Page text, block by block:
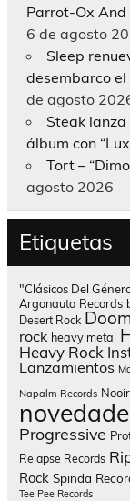
Parrot-Ox And
6 de agosto
Sleep
desembarco el
de agosto
Steak
álbum con
Tort –
agosto 2026
Etiquetas
"Clásicos Del
Argonauta Records
Desert Rock
rock heavy metal
Heavy Rock
Lanzamientos
Napalm Records
Progressive
Relapse Records
Rock Spinda
Tee Pee Records